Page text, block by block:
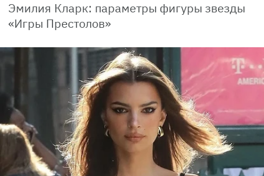
Эмилия Кларк: параметры фигуры звезды
«Игры Престолов»